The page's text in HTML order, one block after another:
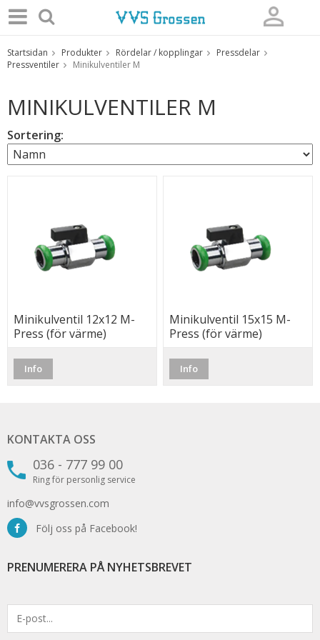
Produkten har blivit tillagd i varukorgen
Startsidan Produkter Rördelar / kopplingar
Pressdelar
Pressventiler
Minikulventiler M
MINIKULVENTILER M
Sortering:
Minikulventil 12x12 M-
Press (för värme)
Info
Minikulventil 15x15 M-
Press (för värme)
Info
KONTAKTA OSS
036 - 777 99 00
Ring för personlig service
info@vvsgrossen.com
Följ oss på Facebook!
PRENUMERERA PÅ NYHETSBREVET